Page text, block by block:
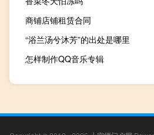
商铺店铺租赁合同
“浴兰汤兮沐芳”的出处是哪里
怎样制作QQ音乐专辑